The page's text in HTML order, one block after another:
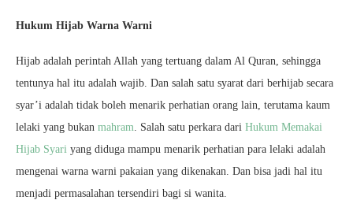
Hukum Hijab Warna Warni
Hijab adalah perintah Allah yang tertuang dalam Al Quran, sehingga
tentunya hal itu adalah wajib. Dan salah satu syarat dari berhijab secara
syar’i adalah tidak boleh menarik perhatian orang lain, terutama kaum
lelaki yang bukan mahram. Salah satu perkara dari Hukum Memakai
Hijab Syari yang diduga mampu menarik perhatian para lelaki adalah
mengenai warna warni pakaian yang dikenakan. Dan bisa jadi hal itu
menjadi permasalahan tersendiri bagi si wanita.